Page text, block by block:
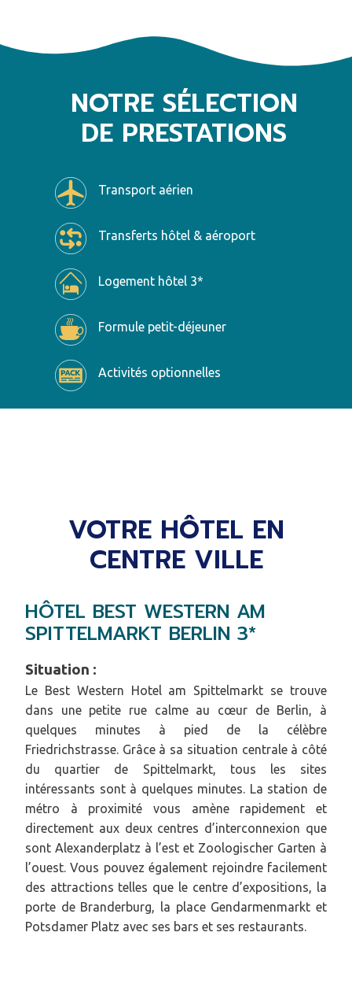
NOTRE SÉLECTION
DE PRESTATIONS
Transport aérien
Transferts hôtel & aéroport
Logement hôtel 3*
Formule petit-déjeuner
Activités optionnelles
VOTRE HÔTEL EN
CENTRE VILLE
HÔTEL BEST WESTERN AM
SPITTELMARKT BERLIN 3*
Situation :
Le Best Western Hotel am Spittelmarkt se trouve
dans une petite rue calme au cœur de Berlin, à
quelques minutes à pied de la célèbre
Friedrichstrasse. Grâce à sa situation centrale à côté
du quartier de Spittelmarkt, tous les sites
intéressants sont à quelques minutes. La station de
métro à proximité vous amène rapidement et
directement aux deux centres d’interconnexion que
sont Alexanderplatz à l’est et Zoologischer Garten à
l’ouest. Vous pouvez également rejoindre facilement
des attractions telles que le centre d’expositions, la
porte de Branderburg, la place Gendarmenmarkt et
Potsdamer Platz avec ses bars et ses restaurants.